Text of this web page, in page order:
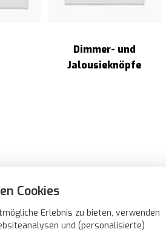
Cookies
Erlebnis zu bieten, verwenden
und (personalisierte)
Dimmer- und
Jalousieknöpfe